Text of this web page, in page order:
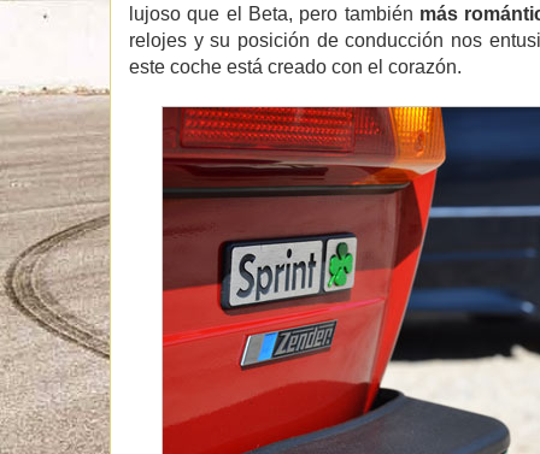
lujoso que el Beta, pero también más
relojes y su posición de conducción nos
este coche está creado con el corazón.